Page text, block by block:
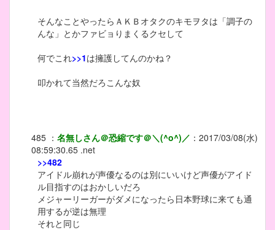
そんなことやったらＡＫＢオタクのキモヲタは「調子の
んな」とかファビョりまくるクセして
何でこれ>>1は擁護してんのかね？
叩かれて当然だろこんな奴
485 ： 名無しさん＠恐縮です＠＼(^o^)／ ： 2017/03/08(水)
08:59:30.65 .net
>>482
アイドル崩れが声優なるのは別にいいけど声優がアイド
ル目指すのはおかしいだろ
メジャーリーガーがダメになったら日本野球に来ても通
用するが逆は無理
それと同じ